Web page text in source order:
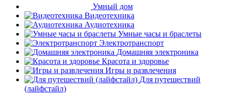
Умный дом
Видеотехника
Аудиотехника
Умные часы и браслеты
Электротранспорт
Домашняя электроника
Красота и здоровье
Игры и развлечения
Для путешествий
(лайфстайл)